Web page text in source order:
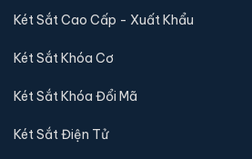
Két Sắt Cao Cấp - Xuất Khẩu
Két Sắt Khóa Cơ
Két Sắt Khóa Đổi Mã
Két Sắt Điện Tử